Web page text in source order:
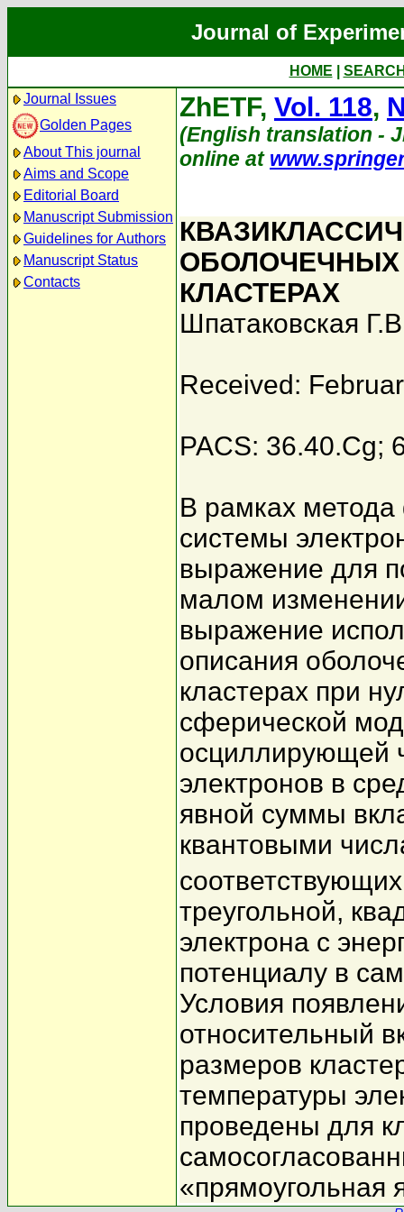
Journal of
HOME
Journal Issues
Golden Pages
About This journal
Aims and Scope
Editorial Board
Manuscript Submission
Guidelines for Authors
Manuscript Status
Contacts
ZhETF, Vol. 118,
(English translation -
online at
КЛАСТЕРАХ
Шпатаковская
Received:
PACS: 36.40.Cg;
В рамках метода
системы
выражение для
малом
выражение
описания
кластерах при
сферической
осциллирующей
электронов в
явной суммы
квантовыми
треугольной,
электрона с
потенциалу в
Условия
относительный
размеров
температуры
проведены для
«прямоугольная